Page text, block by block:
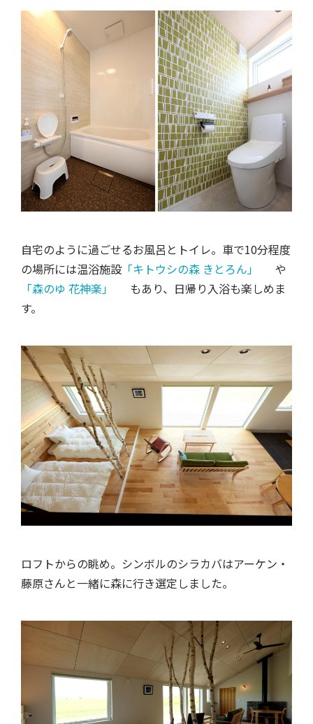
自宅のように過ごせるお風呂とトイレ。車で10分程度
の場所には温浴施設 「キトウシの森 きとろん」
や
「森のゆ 花神楽」
もあり、日帰り入浴も楽しめま
す。
ロフトからの眺め。シンボルのシラカバはアーケン・
藤原さんと一緒に森に行き選定しました。